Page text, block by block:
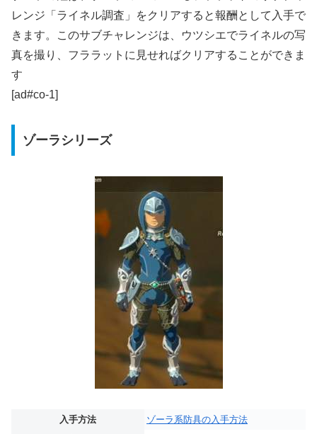
レンジ「ライネル調査」をクリアすると報酬として入手で
きます。このサブチャレンジは、ウツシエでライネルの写
真を撮り、フララットに見せればクリアすることができま
す
[ad#co-1]
ゾーラシリーズ
入手方法
ゾーラ系防具の入手方法